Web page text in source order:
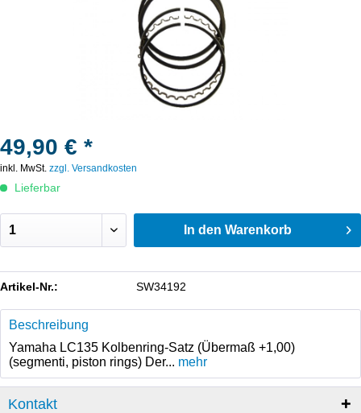
49,90 € *
inkl. MwSt. zzgl. Versandkosten
Lieferbar
In den Warenkorb
Artikel-Nr.: SW34192
Beschreibung
Yamaha LC135 Kolbenring-Satz (Übermaß +1,00)
(segmenti, piston rings) Der... mehr
Kontakt